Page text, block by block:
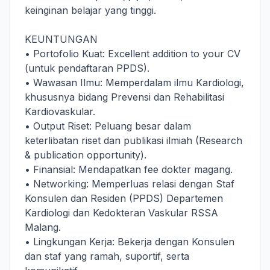
keinginan belajar yang tinggi.
KEUNTUNGAN
• Portofolio Kuat: Excellent addition to your CV
(untuk pendaftaran PPDS).
• Wawasan Ilmu: Memperdalam ilmu Kardiologi,
khususnya bidang Prevensi dan Rehabilitasi
Kardiovaskular.
• Output Riset: Peluang besar dalam
keterlibatan riset dan publikasi ilmiah (Research
& publication opportunity).
• Finansial: Mendapatkan fee dokter magang.
• Networking: Memperluas relasi dengan Staf
Konsulen dan Residen (PPDS) Departemen
Kardiologi dan Kedokteran Vaskular RSSA
Malang.
• Lingkungan Kerja: Bekerja dengan Konsulen
dan staf yang ramah, suportif, serta